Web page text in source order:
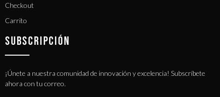
Checkout
Carrito
SUBSCRIPCIÓN
¡Únete a nuestra comunidad de innovación y excelencia! Subscríbete
ahora con tu correo.